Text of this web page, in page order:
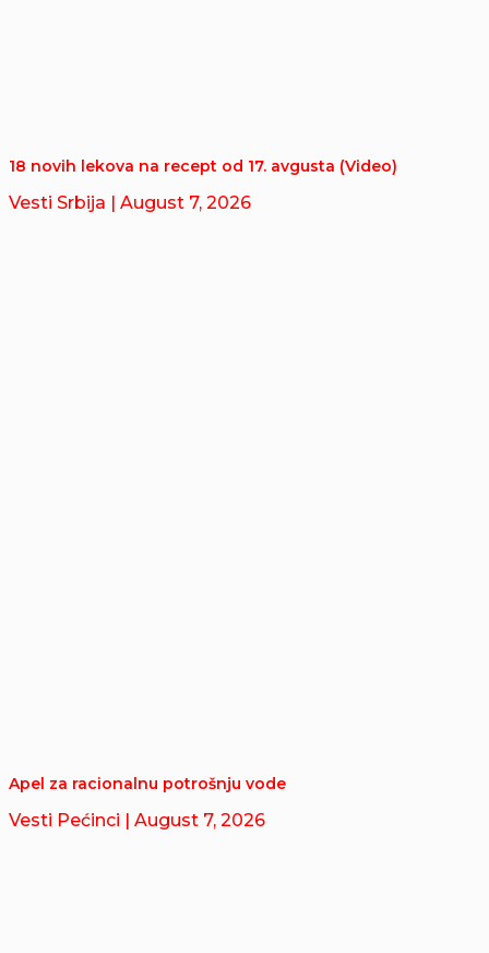
18 novih lekova na recept od 17. avgusta (Video)
Vesti Srbija | August 7, 2026
Apel za racionalnu potrošnju vode
Vesti Pećinci | August 7, 2026